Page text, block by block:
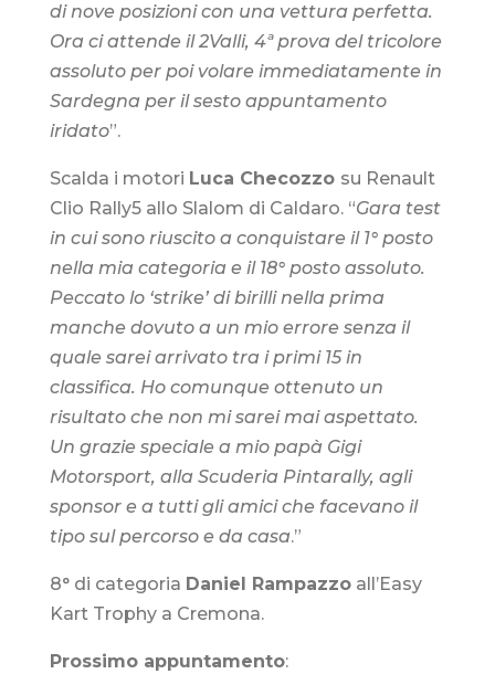
di nove posizioni con una vettura perfetta.
Ora ci attende il 2Valli, 4ª prova del tricolore
assoluto per poi volare immediatamente in
Sardegna per il sesto appuntamento
iridato”.
Scalda i motori Luca Checozzo su Renault
Clio Rally5 allo Slalom di Caldaro. “Gara test
in cui sono riuscito a conquistare il 1° posto
nella mia categoria e il 18° posto assoluto.
Peccato lo ‘strike’ di birilli nella prima
manche dovuto a un mio errore senza il
quale sarei arrivato tra i primi 15 in
classifica. Ho comunque ottenuto un
risultato che non mi sarei mai aspettato.
Un grazie speciale a mio papà Gigi
Motorsport, alla Scuderia Pintarally, agli
sponsor e a tutti gli amici che facevano il
tipo sul percorso e da casa.”
8° di categoria Daniel Rampazzoall’Easy
Kart Trophy a Cremona.
Prossimo appuntamento: